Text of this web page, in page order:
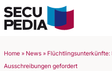
Home » News »
Ausschreibungen gefordert